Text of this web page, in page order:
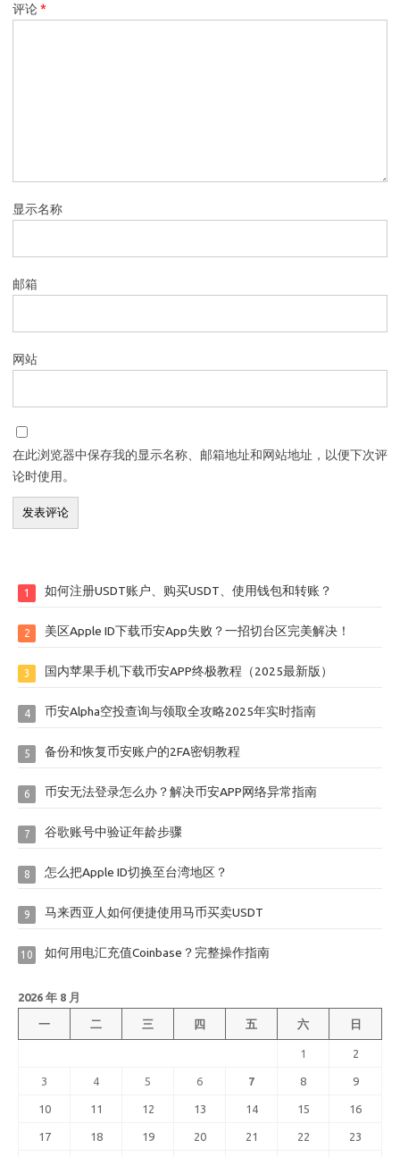
评论*
显示名称
邮箱
网站
在此浏览器中保存我的显示名称、邮箱地址和网站地址，以便下次评
论时使用。
1 如何注册USDT账户、购买USDT、使用钱包和转账？
2 美区Apple ID下载币安App失败？一招切台区完美解决！
3 国内苹果手机下载币安APP终极教程（2025最新版）
4 币安Alpha空投查询与领取全攻略2025年实时指南
5 备份和恢复币安账户的2FA密钥教程
6 币安无法登录怎么办？解决币安APP网络异常指南
7 谷歌账号中验证年龄步骤
8 怎么把Apple ID切换至台湾地区？
9 马来西亚人如何便捷使用马币买卖USDT
10 如何用电汇充值Coinbase？完整操作指南
2026 年 8 月
一 二 三 四 五 六 日
1 2
3 4 5 6 7 8 9
10 11 12 13 14 15 16
17 18 19 20 21 22 23